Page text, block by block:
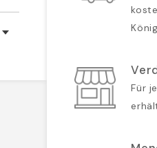
Für